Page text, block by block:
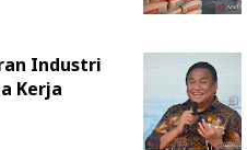
Industri
Kerja